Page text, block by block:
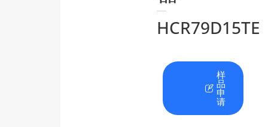
HCR79D15TE
料
下
样
品
申
请